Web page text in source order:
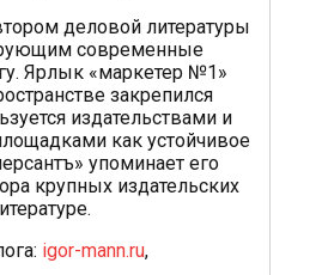
деловой литературы
современные
Ярлык «маркетер №1»
закрепился
издательствами и
как устойчивое
упоминает его
крупных издательских
igor-mann.ru,